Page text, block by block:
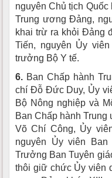
nguyên Chủ tịch
Trung ương Đảng,
khai trừ ra khỏi Đảng
Tiến, nguyên Ủy
trưởng Bộ Y tế.
6. Ban Chấp hành
chí Đỗ Đức Duy, Ủy
Bộ Nông nghiệp và
Ban Chấp hành
Võ Chí Công, Ủy
nguyên Ủy viên
Trưởng Ban Tuyên
thôi giữ chức Ủy viên